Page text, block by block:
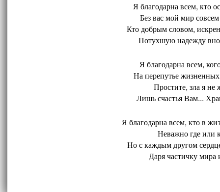
Я благодарна всем, кто
Без вас мой мир
Кто добрым словом,
Потухшую надежду
Я благодарна всем,
На перепутье
Простите, зла я не
Лишь счастья Вам...
Я благодарна всем, кто в
Неважно где или
Но с каждым другом
Даря частичку мира